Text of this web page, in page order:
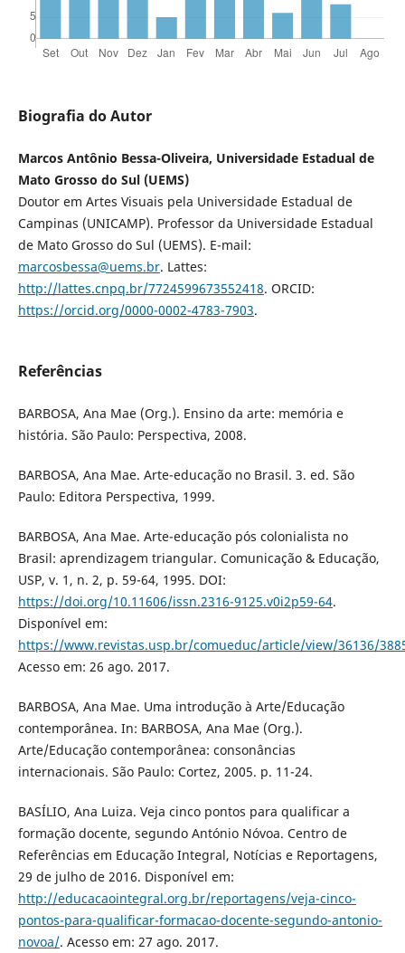
Biografia do Autor
Marcos Antônio Bessa-Oliveira, Universidade Estadual de
Mato Grosso do Sul (UEMS)
Doutor em Artes Visuais pela Universidade Estadual de
Campinas (UNICAMP). Professor da Universidade Estadual
de Mato Grosso do Sul (UEMS). E-mail:
marcosbessa@uems.br. Lattes:
http://lattes.cnpq.br/7724599673552418. ORCID:
https://orcid.org/0000-0002-4783-7903.
Referências
BARBOSA, Ana Mae (Org.). Ensino da arte: memória e
história. São Paulo: Perspectiva, 2008.
BARBOSA, Ana Mae. Arte-educação no Brasil. 3. ed. São
Paulo: Editora Perspectiva, 1999.
BARBOSA, Ana Mae. Arte-educação pós colonialista no
Brasil: aprendizagem triangular. Comunicação & Educação,
USP, v. 1, n. 2, p. 59-64, 1995. DOI:
https://doi.org/10.11606/issn.2316-9125.v0i2p59-64.
Disponível em:
https://www.revistas.usp.br/comueduc/article/view/36136/
Acesso em: 26 ago. 2017.
BARBOSA, Ana Mae. Uma introdução à Arte/Educação
contemporânea. In: BARBOSA, Ana Mae (Org.).
Arte/Educação contemporânea: consonâncias
internacionais. São Paulo: Cortez, 2005. p. 11-24.
BASÍLIO, Ana Luiza. Veja cinco pontos para qualificar a
formação docente, segundo António Nóvoa. Centro de
Referências em Educação Integral, Notícias e Reportagens,
29 de julho de 2016. Disponível em:
http://educacaointegral.org.br/reportagens/veja-cinco-
pontos-para-qualificar-formacao-docente-segundo-antonio-
novoa/. Acesso em: 27 ago. 2017.